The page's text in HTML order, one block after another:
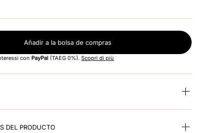
Añadir a la bolsa de compras
con PayPal (TAEG 0%).Scopri di più
DEL PRODUCTO